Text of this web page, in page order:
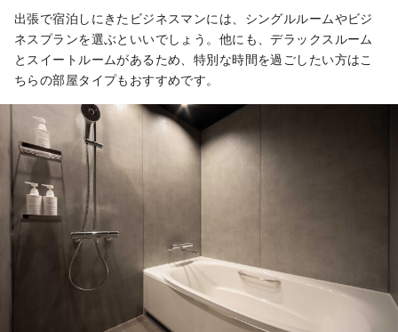
出張で宿泊しにきたビジネスマンには、シングルルームやビジ
ネスプランを選ぶといいでしょう。他にも、デラックスルーム
とスイートルームがあるため、特別な時間を過ごしたい方はこ
ちらの部屋タイプもおすすめです。